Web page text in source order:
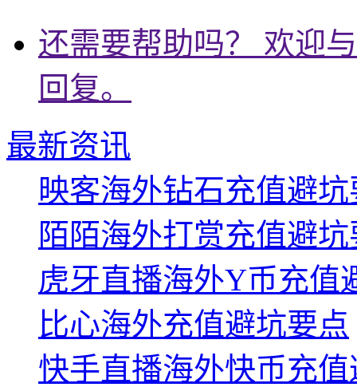
还需要帮助吗？ 欢迎
回复。
最新资讯
映客海外钻石充值避
陌陌海外打赏充值避
虎牙直播海外Y币充值
比心海外充值避坑要点
快手直播海外快币充